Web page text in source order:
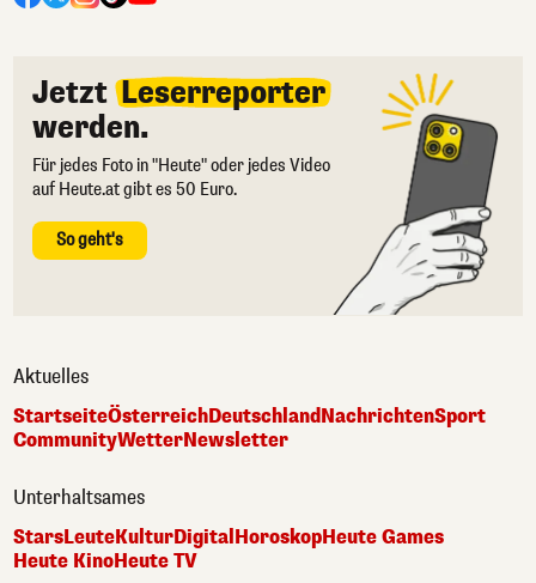
Jetzt Leserreporter
werden.
Für jedes Foto in "Heute" oder jedes Video
auf Heute.at gibt es 50 Euro.
So geht's
Aktuelles
StartseiteÖsterreichDeutschlandNachrichtenSport
CommunityWetterNewsletter
Unterhaltsames
StarsLeuteKulturDigital HoroskopHeute Games
Heute KinoHeute TV